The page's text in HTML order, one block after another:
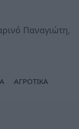
Παναγιώτη,
ΑΓΡΟΤΙΚΑ